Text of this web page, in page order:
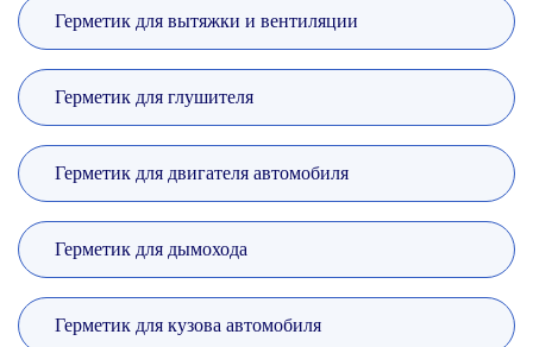
Герметик для вытяжки и вентиляции
Герметик для глушителя
Герметик для двигателя автомобиля
Герметик для дымохода
Герметик для кузова автомобиля